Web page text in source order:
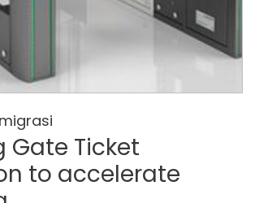
Gate Ticket
to accelerate